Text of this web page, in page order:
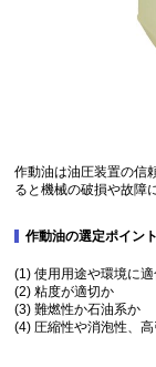
作動油は油圧装置の信
ると機械の破損や故障
作動油の選定ポイント
(1) 使用用途や環境に
(2) 粘度が適切か
(3) 難燃性か石油系か
(4) 圧縮性や消泡性、